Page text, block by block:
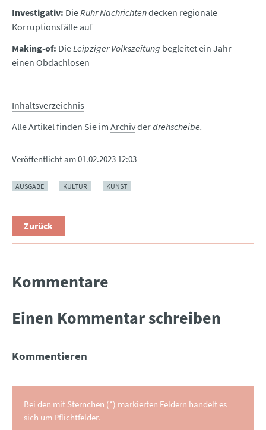
Investigativ: DieRuhr Nachrichtendecken regionale
Korruptionsfälle auf
Making-of: DieLeipziger Volkszeitung begleitet ein Jahr
einen Obdachlosen
Inhaltsverzeichnis
Alle Artikel finden Sie im Archivderdrehscheibe.
Veröffentlicht am01.02.2023 12:03
AUSGABE KULTUR KUNST
Zurück
Kommentare
Einen Kommentar schreiben
Kommentieren
Bei den mit Sternchen (*) markierten Feldern handelt es
sich um Pflichtfelder.